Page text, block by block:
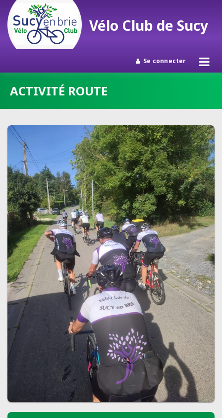
contenu
Vélo Club de Sucy
Se connecter
ACTIVITÉ ROUTE